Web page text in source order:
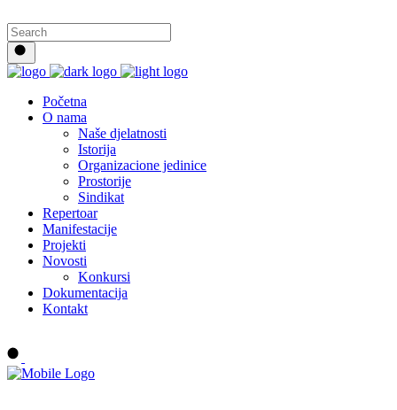
Početna
O nama
Naše djelatnosti
Istorija
Organizacione jedinice
Prostorije
Sindikat
Repertoar
Manifestacije
Projekti
Novosti
Konkursi
Dokumentacija
Kontakt